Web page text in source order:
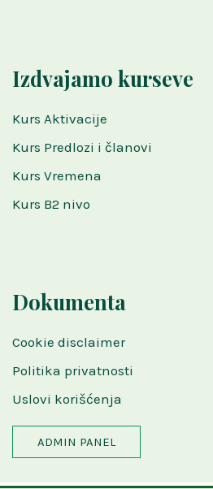
Izdvajamo kurseve
Kurs Aktivacije
Kurs Predlozi i članovi
Kurs Vremena
Kurs B2 nivo
Dokumenta
Cookie disclaimer
Politika privatnosti
Uslovi korišćenja
ADMIN PANEL